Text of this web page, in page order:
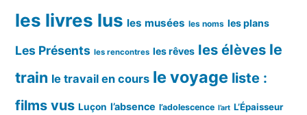
les livres lus les musées les noms les plans
Les Présents les rencontres les rêves les élèves le
train le travail en cours le voyage liste :
films vus Luçon l’absence l’adolescence l’art L’Épaisseur